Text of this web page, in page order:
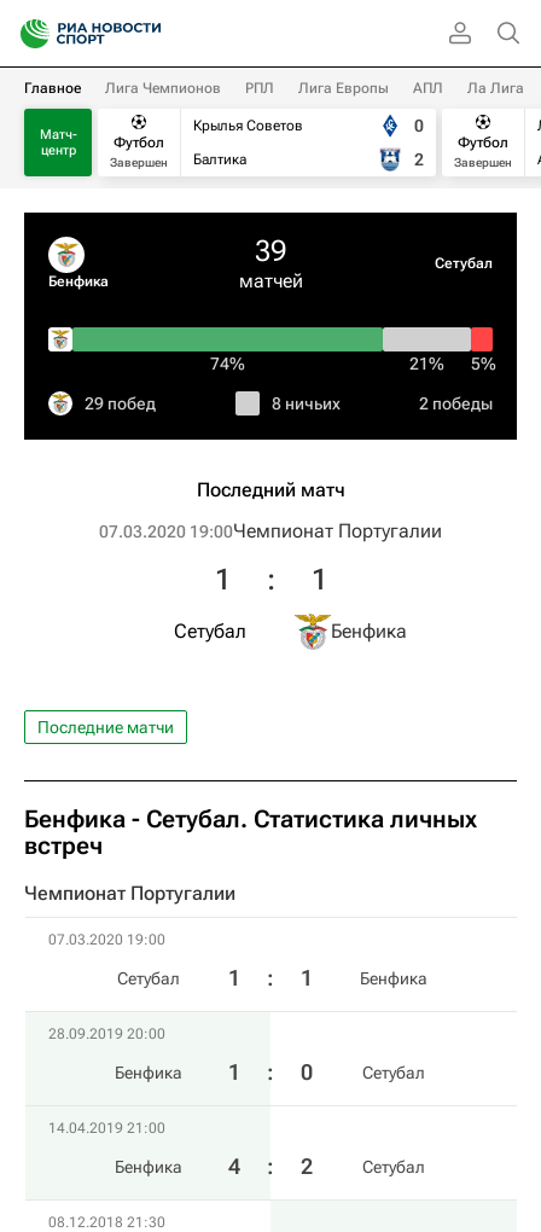
Главное Лига Чемпионов РПЛ Лига Европы АПЛ Ла Лига
Матч-
центр
Футбол
Завершен
Крылья Советов
Балтика
0
2
Футбол
Завершен
Бенфика
39
матчей
Сетубал
74% 21% 5%
29 побед 8 ничьих 2 победы
Последний матч
07.03.2020 19:00Чемпионат Португалии
Сетубал
1 : 1
Бенфика
Последние матчи
Бенфика - Сетубал. Статистика личных
встреч
Чемпионат Португалии
07.03.2020 19:00
Сетубал 1 : 1 Бенфика
28.09.2019 20:00
Бенфика 1 : 0 Сетубал
14.04.2019 21:00
Бенфика 4 : 2 Сетубал
08.12.2018 21:30